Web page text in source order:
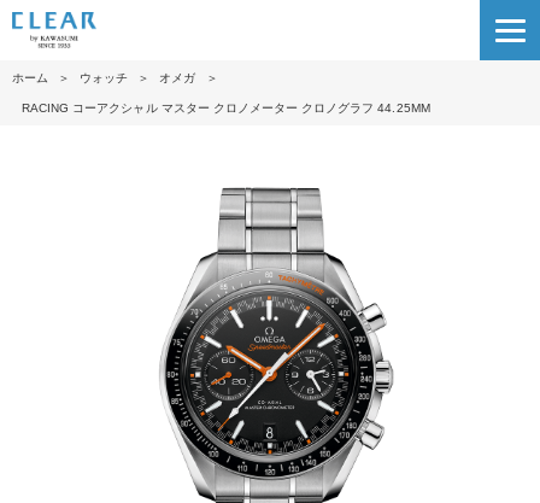
ホーム ＞ ウォッチ ＞ オメガ ＞
RACIN G コーアクシャル マスター クロノメーター クロノグラフ 44.25M M